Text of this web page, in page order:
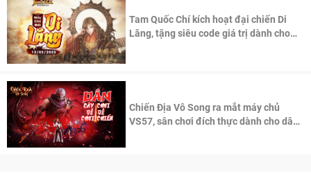
Tam Quốc Chí kích hoạt đại chiến Di
Lăng, tặng siêu code giá trị dành cho
Chiến Địa Vô Song ra mắt máy chủ
VS57, sân chơi đích thực dành cho dân